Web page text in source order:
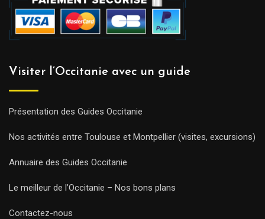
Visiter l’Occitanie avec un guide
Présentation des Guides Occitanie
Nos activités entre Toulouse et Montpellier (visites, excursions)
Annuaire des Guides Occitanie
Le meilleur de l’Occitanie – Nos bons plans
Contactez-nous